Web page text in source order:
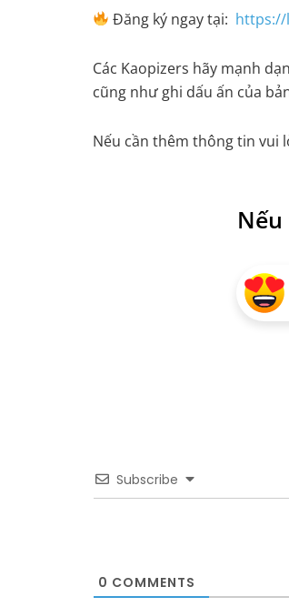
Đăng ký ngay tại: https://
Các Kaopizers hãy mạnh
cũng như ghi dấu ấn của
Nếu cần thêm thông tin vui
Subscribe
0 COMMENTS